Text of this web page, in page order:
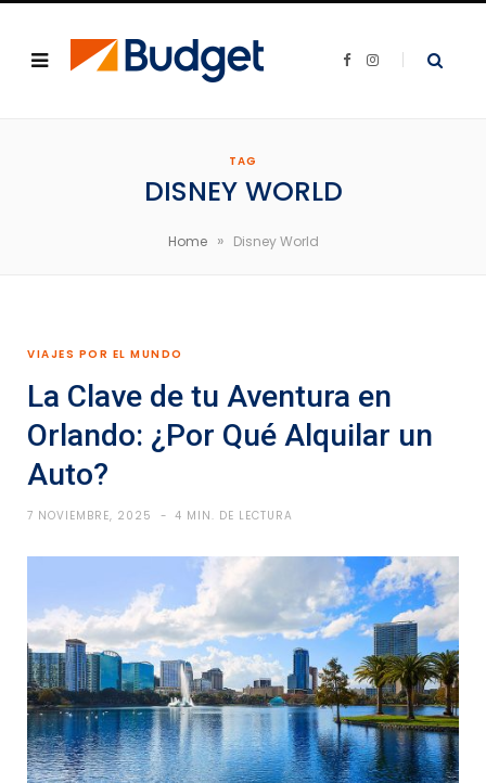
F
I
TAG
DISNEY WORLD
Home » Disney World
VIAJES POR EL MUNDO
La Clave de tu Aventura en
Orlando: ¿Por Qué Alquilar un
Auto?
7 NOVIEMBRE, 2025 4 MIN. DE LECTURA